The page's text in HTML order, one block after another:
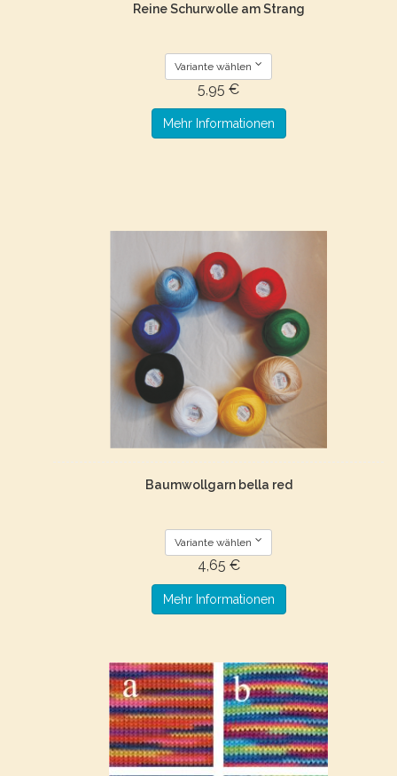
Reine Schurwolle am Strang
Variante wählen
5,95 €
Mehr Informationen
Baumwollgarn bella red
Variante wählen
4,65 €
Mehr Informationen